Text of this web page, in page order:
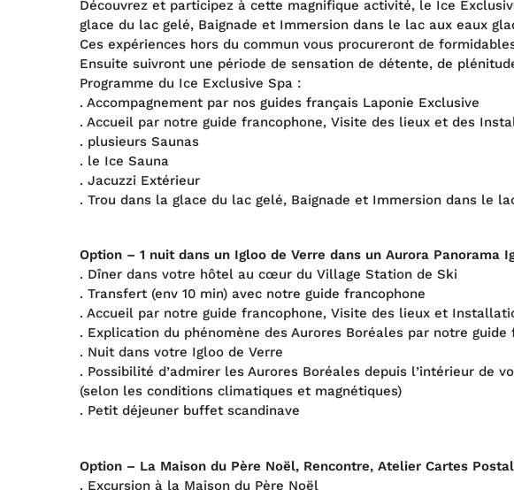
Découvrez et participez à cette magnifique activité, le Ice
glace du lac gelé, Baignade et Immersion dans le lac aux eaux
Ces expériences hors du commun vous procureront de
Ensuite suivront une période de sensation de détente, de
Programme du Ice Exclusive Spa :
. Accompagnement par nos guides français Laponie Exclusive
. Accueil par notre guide francophone, Visite des lieux et des
. plusieurs Saunas
. le Ice Sauna
. Jacuzzi Extérieur
. Trou dans la glace du lac gelé, Baignade et Immersion dans le
Option – 1 nuit dans un Igloo de Verre dans un Aurora Panorama
. Dîner dans votre hôtel au cœur du Village Station de Ski
. Transfert (env 10 min) avec notre guide francophone
. Accueil par notre guide francophone, Visite des lieux et
. Explication du phénomène des Aurores Boréales par notre guide
. Nuit dans votre Igloo de Verre
. Possibilité d’admirer les Aurores Boréales depuis l’intérieur de
(selon les conditions climatiques et magnétiques)
. Petit déjeuner buffet scandinave
Option – La Maison du Père Noël, Rencontre, Atelier Cartes
. Excursion à la Maison du Père Noël